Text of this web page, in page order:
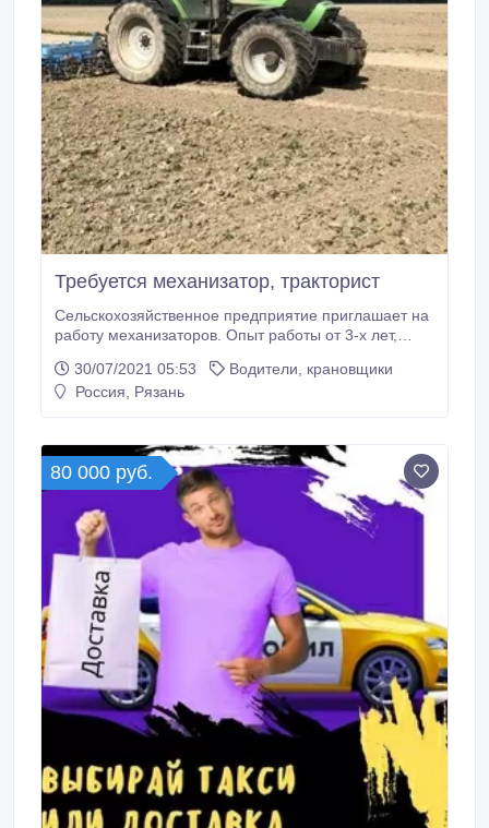
Требуется механизатор, тракторист
Сельскохозяйственное предприятие приглашает на
работу механизаторов. Опыт работы от 3-х лет,
тракториста-машиниста. Без вредных привычек.
Работа на сельскохозяйственной технике при
165.
30/07/2021 05:53
Водители, крановщики
Россия, Рязань
80 000 руб.